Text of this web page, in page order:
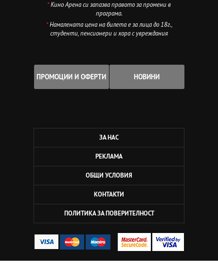
*Кино Арена си запазва правото за промени в
програма.
*Намалената цена на билета е за лица до 18г.,
студенти, пенсионери и хора с увреждания
ПРОМОЦИИ И ОФЕРТИ НОВИНИ
ЗА НАС
РЕКЛАМА
ОБЩИ УСЛОВИЯ
КОНТАКТИ
ПОЛИТИКА ЗА ПОВЕРИТЕЛНОСТ